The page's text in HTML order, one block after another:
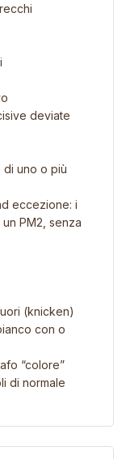
deviate
di uno o più
eccezione: i
PM2, senza
(knicken)
con o
“colore”
di normale